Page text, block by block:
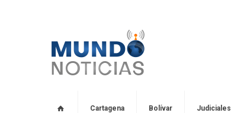
Cartagena Bolívar Judiciales